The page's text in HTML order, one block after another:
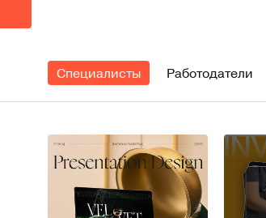
Специалисты Работодатели